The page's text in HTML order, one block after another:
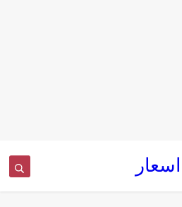
اسعار